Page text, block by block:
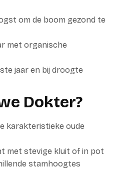
om de boom gezond te
met organische
jaar en bij droogte
Dokter?
karakteristieke oude
met stevige kluit of in pot
stamhoogtes